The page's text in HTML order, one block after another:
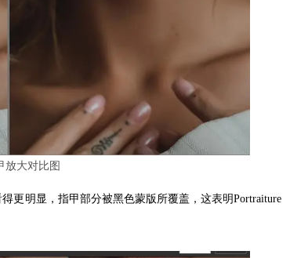
放大对比图
更明显，指甲部分被黑色蒙版所覆盖，这表明Portraiture